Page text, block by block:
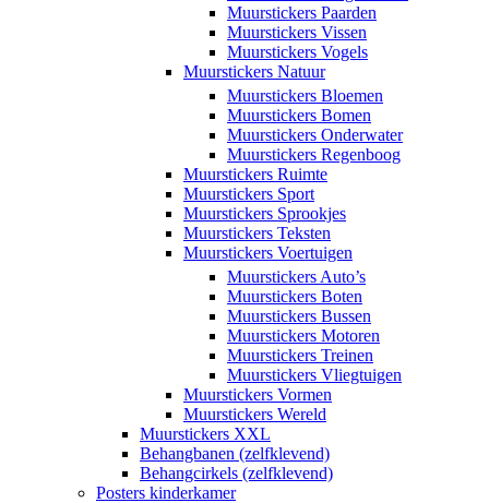
Muurstickers Paarden
Muurstickers Vissen
Muurstickers Vogels
Muurstickers Natuur
Muurstickers Bloemen
Muurstickers Bomen
Muurstickers Onderwater
Muurstickers Regenboog
Muurstickers Ruimte
Muurstickers Sport
Muurstickers Sprookjes
Muurstickers Teksten
Muurstickers Voertuigen
Muurstickers Auto’s
Muurstickers Boten
Muurstickers Bussen
Muurstickers Motoren
Muurstickers Treinen
Muurstickers Vliegtuigen
Muurstickers Vormen
Muurstickers Wereld
Muurstickers XXL
Behangbanen (zelfklevend)
Behangcirkels (zelfklevend)
Posters kinderkamer